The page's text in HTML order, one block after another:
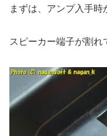
まずは、アンプ入手
スピーカー端子が割れ